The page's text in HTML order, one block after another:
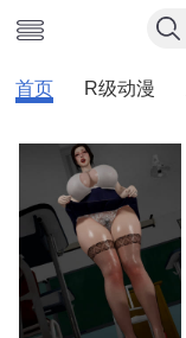
首页 R级动漫